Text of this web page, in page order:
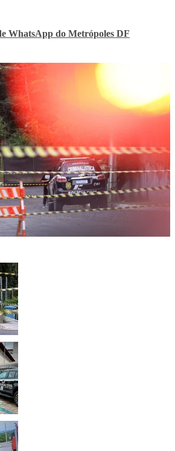
WhatsApp do Metrópoles DF